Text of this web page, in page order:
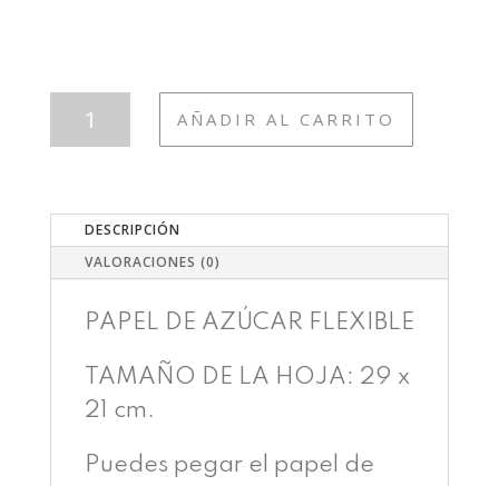
LOVE
AÑADIR AL CARRITO
DESCRIPCIÓN
VALORACIONES (0)
PAPEL DE AZÚCAR FLEXIBLE
TAMAÑO DE LA HOJA: 29 x
21 cm.
Puedes pegar el papel de